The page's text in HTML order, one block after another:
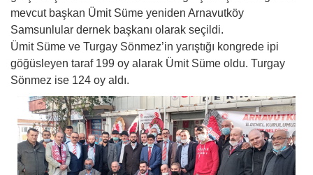
mevcut başkan Ümit Süme yeniden Arnavutköy
Samsunlular dernek başkanı olarak seçildi.
Ümit Süme ve Turgay Sönmez’in yarıştığı kongrede ipi
göğüsleyen taraf 199 oy alarak Ümit Süme oldu. Turgay
Sönmez ise 124 oy aldı.